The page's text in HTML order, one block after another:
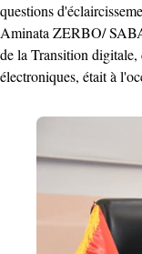
questions
Aminata ZERBO/
de la Transition digitale,
électroniques, était à